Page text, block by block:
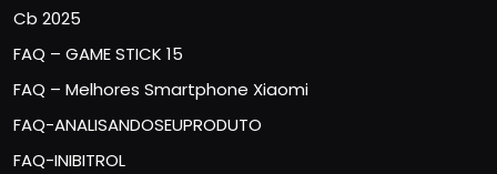
Cb 2025
FAQ – GAME STICK 15
FAQ – Melhores Smartphone Xiaomi
FAQ-ANALISANDOSEUPRODUTO
FAQ-INIBITROL